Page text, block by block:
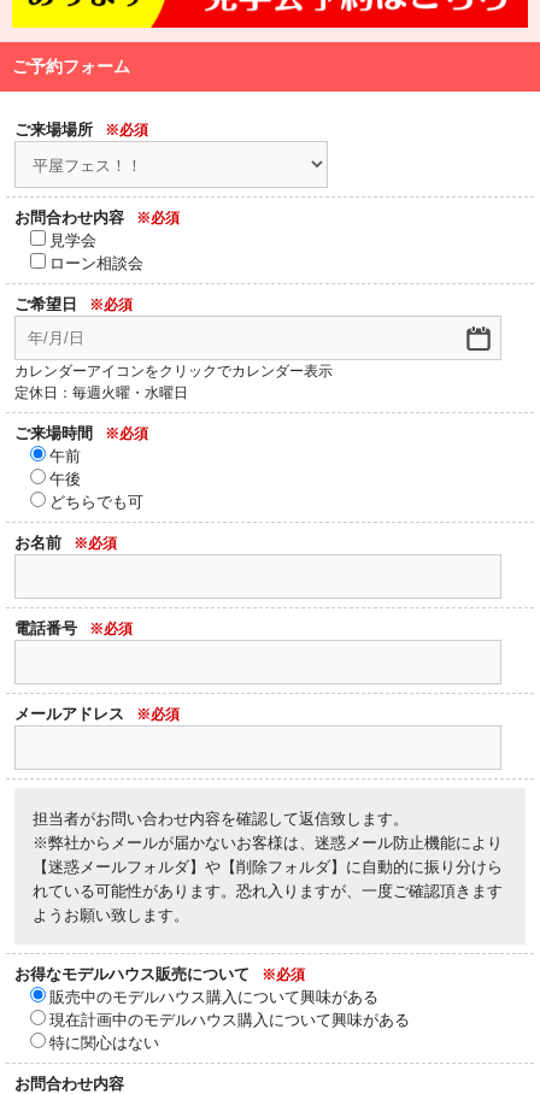
ご予約フォーム
ご来場場所 ※必須
お問合わせ内容 ※必須
見学会
ローン相談会
ご希望日 ※必須
カレンダーアイコンをクリックでカレンダー表示
定休日：毎週火曜・水曜日
ご来場時間 ※必須
午前
午後
どちらでも可
お名前 ※必須
電話番号 ※必須
メールアドレス ※必須
担当者がお問い合わせ内容を確認して返信致します。
※弊社からメールが届かないお客様は、迷惑メール防止機能により
【迷惑メールフォルダ】や【削除フォルダ】に自動的に振り分けら
れている可能性があります。恐れ入りますが、一度ご確認頂きます
ようお願い致します。
お得なモデルハウス販売について ※必須
販売中のモデルハウス購入について興味がある
現在計画中のモデルハウス購入について興味がある
特に関心はない
お問合わせ内容